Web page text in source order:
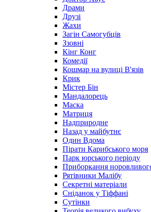
Драми
Друзі
Жахи
Загін Самогубців
Ззовні
Кінг Конг
Комедії
Кошмар на вулиці В'язів
Крик
Містер Бін
Мандалорець
Маска
Матриця
Надприродне
Назад у майбутнє
Один Вдома
Пірати Карибського моря
Парк юрського періоду
Приборкання
Рятівники Малібу
Секретні матеріали
Сніданок у Тіффані
Сутінки